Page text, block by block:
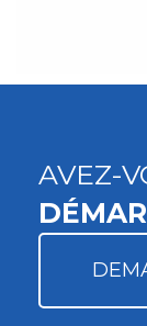
AVEZ-